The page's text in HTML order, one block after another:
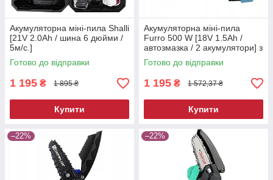
Акумуляторна міні-пила Shalli
[21V 2.0Ah / шина 6 дюйми /
5м/с.]
Готово до відправки
1 195 ₴ 1 895 ₴
Купити
Акумуляторна міні-пила
Furro 500 W [18V 1.5Ah /
автозмазка / 2 акумулятори] з
бачком для масла
Готово до відправки
1 195 ₴ 1 572,37 ₴
Купити
–22% –22%